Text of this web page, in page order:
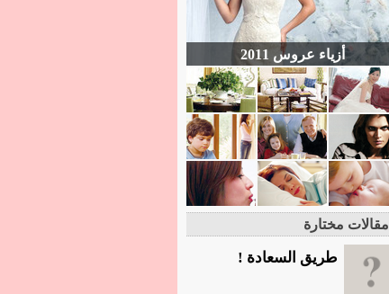
أزياء عروس 2011
مقالات مختارة
طريق السعادة !